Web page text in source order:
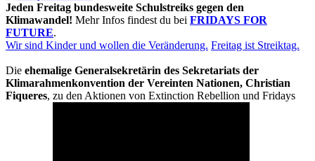
Jeden Freitag bundesweite Schulstreiks gegen den
Klimawandel! Mehr Infos findest du bei FRIDAYS FOR
FUTURE.
Wir sind Kinder und wollen die Veränderung. Freitag ist Streiktag.
Die ehemalige Generalsekretärin des Sekretariats der
Klimarahmenkonvention der Vereinten Nationen, Christian
Fiqueres, zu den Aktionen von Extinction Rebellion und Fridays